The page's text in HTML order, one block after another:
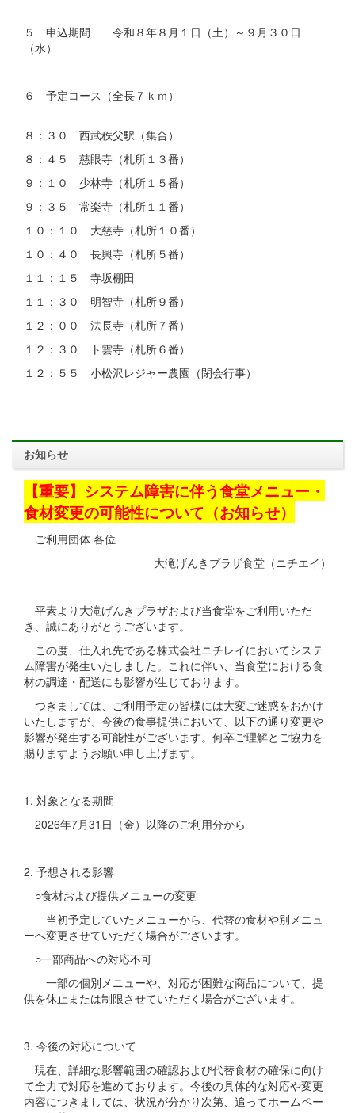
５ 申込期間 令和８年８月１日（土）～９月３０日
（水）
６ 予定コース（全長７ｋｍ）
８：３０ 西武秩父駅（集合）
８：４５ 慈眼寺（札所１３番）
９：１０ 少林寺（札所１５番）
９：３５ 常楽寺（札所１１番）
１０：１０ 大慈寺（札所１０番）
１０：４０ 長興寺（札所５番）
１１：１５ 寺坂棚田
１１：３０ 明智寺（札所９番）
１２：００ 法長寺（札所７番）
１２：３０ ト雲寺（札所６番）
１２：５５ 小松沢レジャー農園（閉会行事）
お知らせ
【重要】システム障害に伴う食堂メニュー・
食材変更の可能性について（お知らせ）
ご利用団体 各位
大滝げんきプラザ食堂（ニチエイ）
平素より大滝げんきプラザおよび当食堂をご利用いただ
き、誠にありがとうございます。
この度、仕入れ先である株式会社ニチレイにおいてシステ
ム障害が発生いたしました。これに伴い、当食堂における食
材の調達・配送にも影響が生じております。
つきましては、ご利用予定の皆様には大変ご迷惑をおかけ
いたしますが、今後の食事提供において、以下の通り変更や
影響が発生する可能性がございます。何卒ご理解とご協力を
賜りますようお願い申し上げます。
1. 対象となる期間
2026年7月31日（金）以降のご利用分から
2. 予想される影響
○食材および提供メニューの変更
当初予定していたメニューから、代替の食材や別メニュ
ーへ変更させていただく場合がございます。
○一部商品への対応不可
一部の個別メニューや、対応が困難な商品について、提
供を休止または制限させていただく場合がございます。
3. 今後の対応について
現在、詳細な影響範囲の確認および代替食材の確保に向け
て全力で対応を進めております。今後の具体的な対応や変更
内容につきましては、状況が分かり次第、追ってホームペー